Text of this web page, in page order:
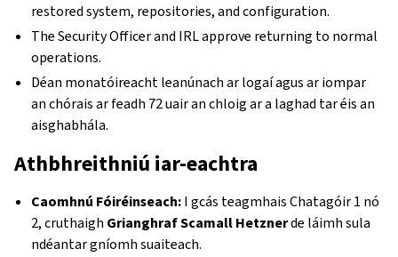
restored system, repositories, and configuration.
The Security Officer and IRL approve returning to normal
operations.
Déan monatóireacht leanúnach ar logaí agus ar iompar
an chórais ar feadh 72 uair an chloig ar a laghad tar éis an
aisghabhála.
Athbhreithniú iar-eachtra
Caomhnú Fóiréinseach:I gcás teagmhais Chatagóir 1 nó
2, cruthaigh Grianghraf Scamall Hetznerde láimh sula
ndéantar gníomh suaiteach.